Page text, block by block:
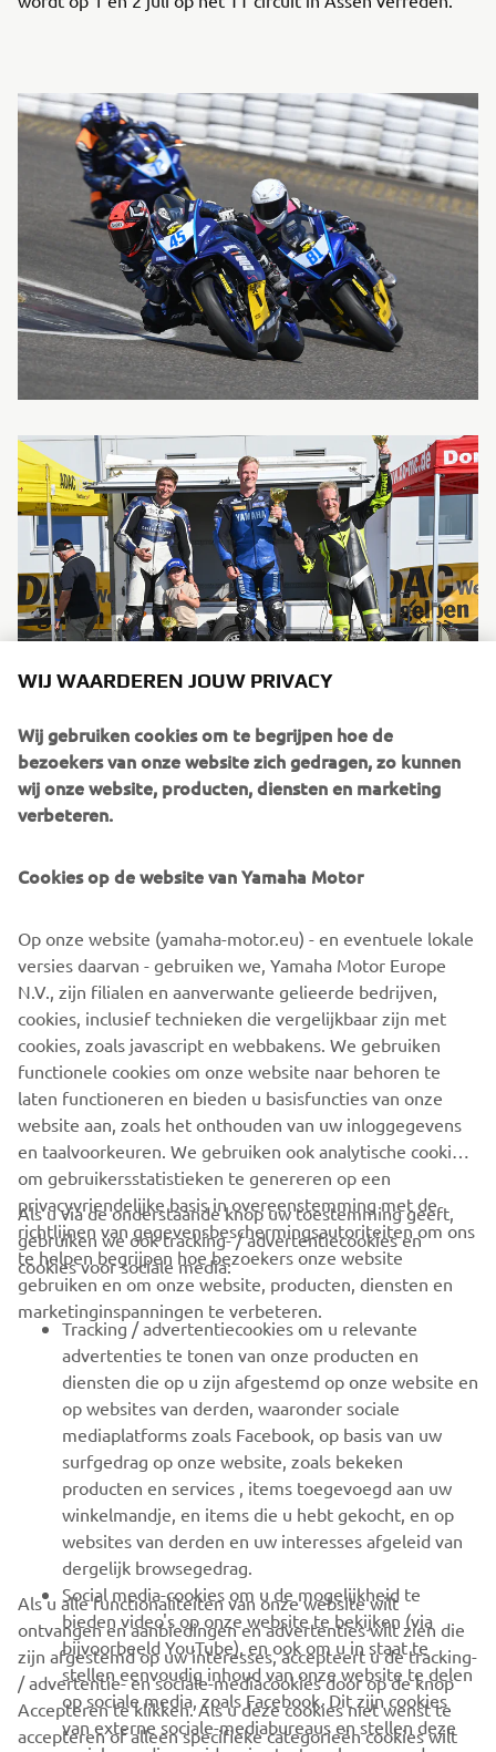
CORPORATE
VOOR BEDRIJVEN
MEER YAMAHA
ONDERSTEUNING
NIEUWSBRIEF
Wees de eerste die meer te weten komt over de nieuwste deals,
speciale evenementen, nieuwe producten en nog veel meer
ABONNEREN
WIJ WAARDEREN JOUW PRIVACY
Wij gebruiken cookies om te begrijpen hoe de
bezoekers van onze website zich gedragen, zo kunnen
wij onze website, producten, diensten en marketing
verbeteren.
Cookies op de website van Yamaha Motor
Op onze website (yamaha-motor.eu) - en eventuele lokale
versies daarvan - gebruiken we, Yamaha Motor Europe
N.V., zijn filialen en aanverwante gelieerde bedrijven,
cookies, inclusief technieken die vergelijkbaar zijn met
cookies, zoals javascript en webbakens. We gebruiken
functionele cookies om onze website naar behoren te
laten functioneren en bieden u basisfuncties van onze
website aan, zoals het onthouden van uw inloggegevens
en taalvoorkeuren. We gebruiken ook analytische cookies
om gebruikersstatistieken te genereren op een
privacyvriendelijke basis in overeenstemming met de
richtlijnen van gegevensbeschermingsautoriteiten om ons
te helpen begrijpen hoe bezoekers onze website
gebruiken en om onze website, producten, diensten en
marketinginspanningen te verbeteren.
Als u via de onderstaande knop uw toestemming geeft,
gebruiken we ook tracking- / advertentiecookies en
cookies voor sociale media:
Tracking / advertentiecookies om u relevante
advertenties te tonen van onze producten en
diensten die op u zijn afgestemd op onze website en
op websites van derden, waaronder sociale
mediaplatforms zoals Facebook, op basis van uw
surfgedrag op onze website, zoals bekeken
producten en services , items toegevoegd aan uw
winkelmandje, en items die u hebt gekocht, en op
websites van derden en uw interesses afgeleid van
dergelijk browsegedrag.
Social media-cookies om u de mogelijkheid te
bieden video's op onze website te bekijken (via
bijvoorbeeld YouTube), en ook om u in staat te
stellen eenvoudig inhoud van onze website te delen
op sociale media, zoals Facebook. Dit zijn cookies
van externe sociale-mediabureaus en stellen deze
Als u alle functionaliteiten van onze website wilt
ontvangen en aanbiedingen en advertenties wilt zien die
zijn afgestemd op uw interesses, accepteert u de tracking-
/ advertentie- en sociale-mediacookies door op de knop
Accepteren te klikken. Als u deze cookies niet wenst te
accepteren of alleen specifieke categorieën cookies wilt